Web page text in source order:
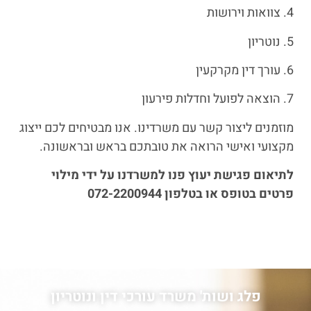
4. צוואות וירושות
5. נוטריון
6. עורך דין מקרקעין
7. הוצאה לפועל וחדלות פירעון
מוזמנים ליצור קשר עם משרדינו. אנו מבטיחים לכם ייצוג
מקצועי ואישי הרואה את טובתכם בראש ובראשונה.
לתיאום פגישת יעוץ פנו למשרדנו על ידי מילוי
פרטים בטופס או בטלפון 072-2200944
פלג ושות' משרד עורכי דין ונוטריון